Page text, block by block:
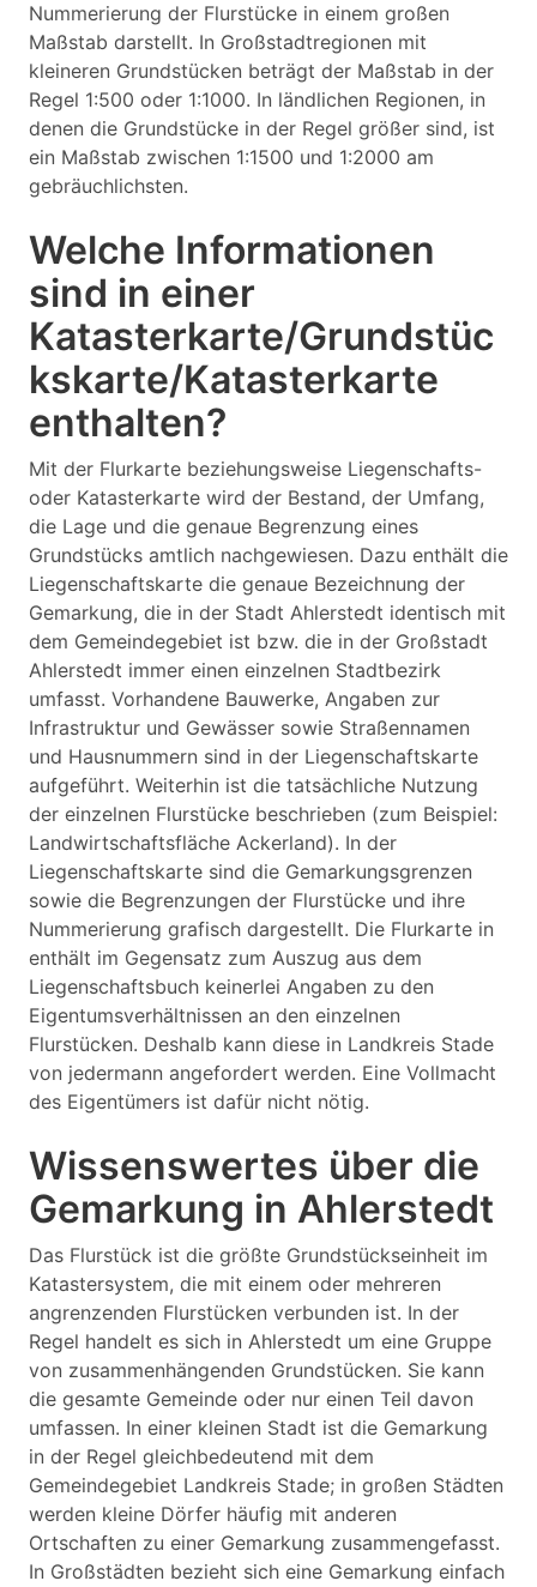
Nummerierung der Flurstücke in einem großen
Maßstab darstellt. In Großstadtregionen mit
kleineren Grundstücken beträgt der Maßstab in der
Regel 1:500 oder 1:1000. In ländlichen Regionen, in
denen die Grundstücke in der Regel größer sind, ist
ein Maßstab zwischen 1:1500 und 1:2000 am
gebräuchlichsten.
Welche Informationen
sind in einer
Katasterkarte/Grundstüc
kskarte/Katasterkarte
enthalten?
Mit der Flurkarte beziehungsweise Liegenschafts-
oder Katasterkarte wird der Bestand, der Umfang,
die Lage und die genaue Begrenzung eines
Grundstücks amtlich nachgewiesen. Dazu enthält die
Liegenschaftskarte die genaue Bezeichnung der
Gemarkung, die in der Stadt Ahlerstedt identisch mit
dem Gemeindegebiet ist bzw. die in der Großstadt
Ahlerstedt immer einen einzelnen Stadtbezirk
umfasst. Vorhandene Bauwerke, Angaben zur
Infrastruktur und Gewässer sowie Straßennamen
und Hausnummern sind in der Liegenschaftskarte
aufgeführt. Weiterhin ist die tatsächliche Nutzung
der einzelnen Flurstücke beschrieben (zum Beispiel:
Landwirtschaftsfläche Ackerland). In der
Liegenschaftskarte sind die Gemarkungsgrenzen
sowie die Begrenzungen der Flurstücke und ihre
Nummerierung grafisch dargestellt. Die Flurkarte in
enthält im Gegensatz zum Auszug aus dem
Liegenschaftsbuch keinerlei Angaben zu den
Eigentumsverhältnissen an den einzelnen
Flurstücken. Deshalb kann diese in Landkreis Stade
von jedermann angefordert werden. Eine Vollmacht
des Eigentümers ist dafür nicht nötig.
Wissenswertes über die
Gemarkung in Ahlerstedt
Das Flurstück ist die größte Grundstückseinheit im
Katastersystem, die mit einem oder mehreren
angrenzenden Flurstücken verbunden ist. In der
Regel handelt es sich in Ahlerstedt um eine Gruppe
von zusammenhängenden Grundstücken. Sie kann
die gesamte Gemeinde oder nur einen Teil davon
umfassen. In einer kleinen Stadt ist die Gemarkung
in der Regel gleichbedeutend mit dem
Gemeindegebiet Landkreis Stade; in großen Städten
werden kleine Dörfer häufig mit anderen
Ortschaften zu einer Gemarkung zusammengefasst.
In Großstädten bezieht sich eine Gemarkung einfach